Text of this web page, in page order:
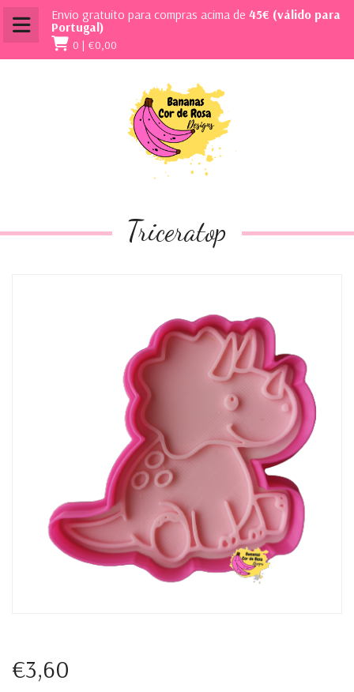
Envio gratuito para compras acima de 45€ (válido para
Portugal)
0 | €0,00
Triceratop
€3,60